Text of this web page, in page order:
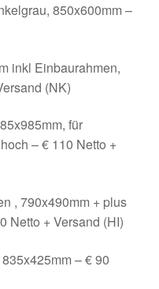
850x600mm –
inkl Einbaurahmen,
(NK)
für
– € 110 Netto +
, 790x490mm + plus
Netto + Versand (HI)
– € 90